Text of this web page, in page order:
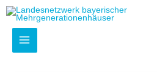
Zum
Inhalt